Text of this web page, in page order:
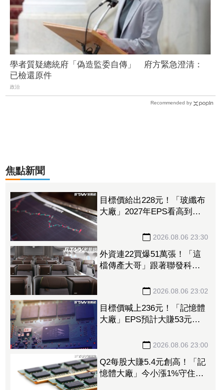
學者質疑總統府「偽造監委自傳」 府方緊急澄清：
已檢還原件
政治
Recommended by
焦點新聞
目標價給出228元！「玻纖布
大廠」2027年EPS看高到
投資挹注營收 2026.08.06 23:30
外資連22買爆51萬張！「這
檔傳產大哥」跟著聯發科發
2026.08.06 23:02
目標價喊上236元！「記憶體
大廠」EPS預計大賺53元
2026.08.06 23:00
Q2每股大賺5.4元創高！「記
憶體大廠」今小漲1%守住連